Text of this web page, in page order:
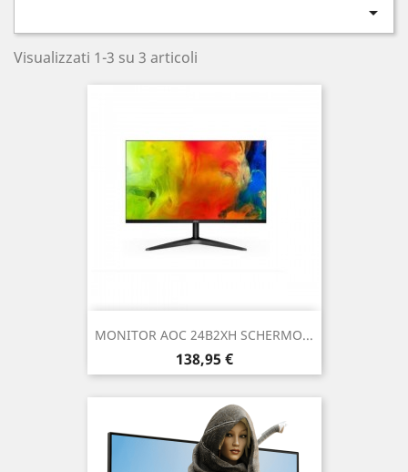

Visualizzati 1-3 su 3 articoli
MONITOR AOC 24B2XH SCHERMO...
Prezzo
138,95 €